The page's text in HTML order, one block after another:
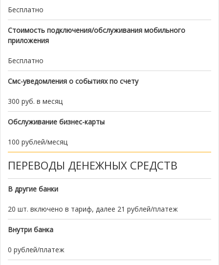
Бесплатно
Стоимость подключения/обслуживания мобильного
приложения
Бесплатно
Смс-уведомления о событиях по счету
300 руб. в месяц
Обслуживание бизнес-карты
100 рублей/месяц
ПЕРЕВОДЫ ДЕНЕЖНЫХ СРЕДСТВ
В другие банки
20 шт. включено в тариф, далее 21 рублей/платеж
Внутри банка
0 рублей/платеж